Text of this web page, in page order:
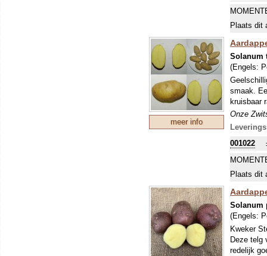
beleven.
uitplanten
Plaats dit
meer info
Solanum
(Engels:
smaak.
kruisbaar
Onze
maakt er
beleven.
normale
001022
Plaats dit
Solanum
(Engels:
Kweker
Deze telg
redelijk